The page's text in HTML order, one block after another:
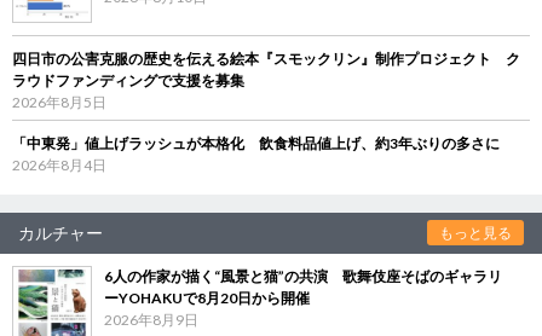
四日市の公害克服の歴史を伝える絵本『スモックリン』制作プロジェクト ク
ラウドファンディングで支援を募集
2026年8月5日
「中東発」値上げラッシュが本格化 飲食料品値上げ、約3年ぶりの多さに
2026年8月4日
カルチャー もっと見る
6人の作家が描く“風景と猫”の共演 歌舞伎座そばのギャラリ
ーYOHAKUで8月20日から開催
2026年8月9日